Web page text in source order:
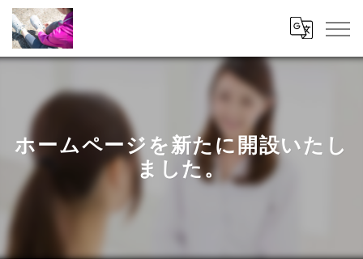
ホームページを新たに開設いたし
ました。